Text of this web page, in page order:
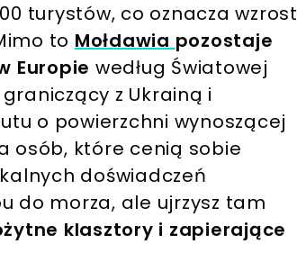
turystów, co oznacza wzrost
to Mołdawia pozostaje
Europie według Światowej
z Ukrainą i
o powierzchni wynoszącej
osób, które cenią sobie
doświadczeń
do morza, ale ujrzysz tam
klasztory i zapierające